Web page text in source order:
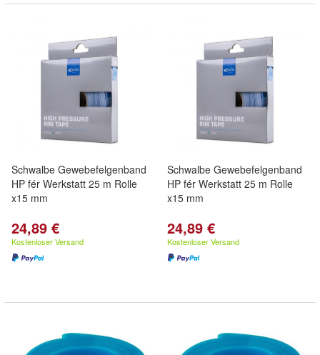
Schwalbe Gewebefelgenband
HP fér Werkstatt 25 m Rolle
x15 mm
24,89 €
Kostenloser Versand
Schwalbe Gewebefelgenband
HP fér Werkstatt 25 m Rolle
x15 mm
24,89 €
Kostenloser Versand